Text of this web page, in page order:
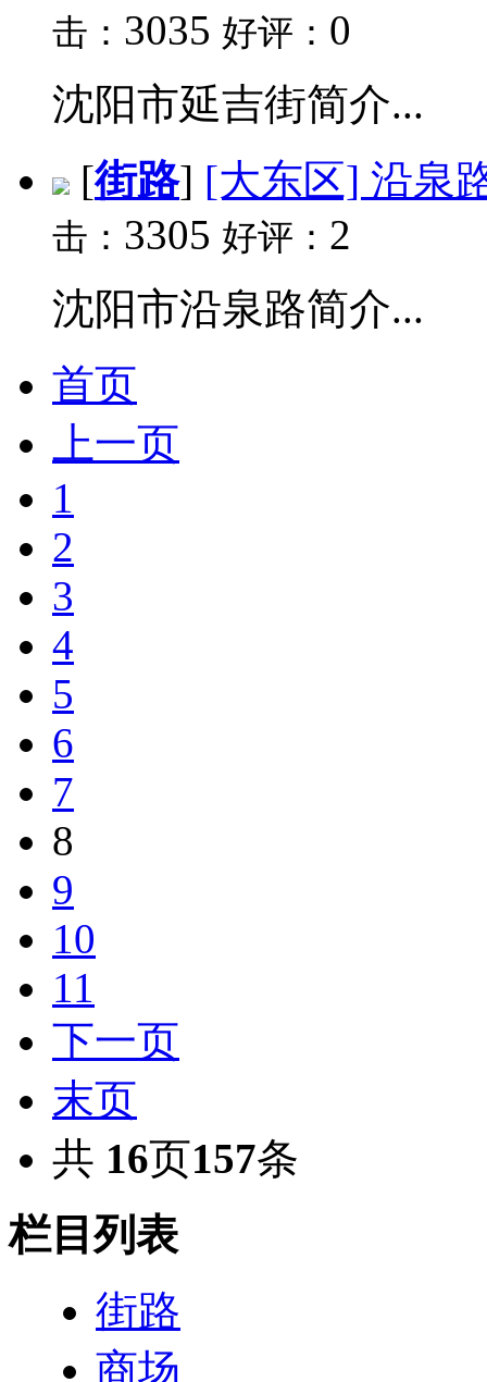
击： 3035 好评： 0
沈阳市延吉街简介...
[街路] [大东区] 沿泉
击： 3305 好评： 2
沈阳市沿泉路简介...
首页
上一页
1
2
3
4
5
6
7
8
9
10
11
下一页
末页
共 16页157条
栏目列表
街路
商场